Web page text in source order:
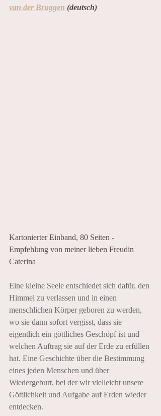
van der Bruggen (deutsch)
Kartonierter Einband, 80 Seiten -
Empfehlung von meiner lieben Freudin
Caterina
Eine kleine Seele entschiedet sich dafür, den
Himmel zu verlassen und in einen
menschlichen Körper geboren zu werden,
wo sie dann sofort vergisst, dass sie
eigentlich ein göttliches Geschöpf ist und
welchen Auftrag sie auf der Erde zu erfüllen
hat. Eine Geschichte über die Bestimmung
eines jeden Menschen und über
Wiedergeburt, bei der wir vielleicht unsere
Göttlichkeit und Aufgabe auf Erden wieder
entdecken.